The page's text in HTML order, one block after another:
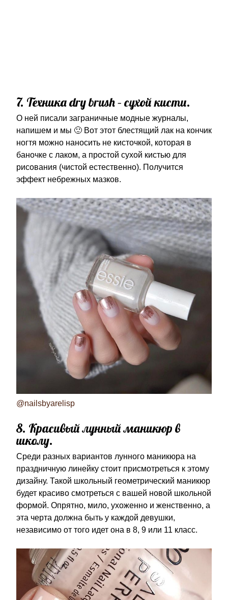
7. Техника dry brush – сухой кисти.
О ней писали заграничные модные журналы,
напишем и мы 🙂 Вот этот блестящий лак на кончик
ногтя можно наносить не кисточкой, которая в
баночке с лаком, а простой сухой кистью для
рисования (чистой естественно). Получится
эффект небрежных мазков.
@nailsbyarelisp
8. Красивый лунный маникюр в
школу.
Среди разных вариантов лунного маникюра на
праздничную линейку стоит присмотреться к этому
дизайну. Такой школьный геометрический маникюр
будет красиво смотреться с вашей новой школьной
формой. Опрятно, мило, ухоженно и женственно, а
эта черта должна быть у каждой девушки,
независимо от того идет она в 8, 9 или 11 класс.